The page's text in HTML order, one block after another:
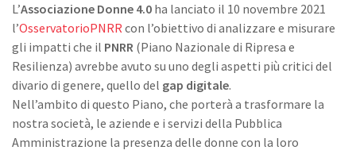
L’Associazione Donne 4.0 ha lanciato il 10 novembre 2021
l’OsservatorioPNRRcon l’obiettivo di analizzare e misurare
gli impatti che il PNRR (Piano Nazionale di Ripresa e
Resilienza) avrebbe avuto su uno degli aspetti più critici del
divario di genere, quello del gap digitale.
Nell’ambito di questo Piano, che porterà a trasformare la
nostra società, le aziende e i servizi della Pubblica
Amministrazione la presenza delle donne con la loro